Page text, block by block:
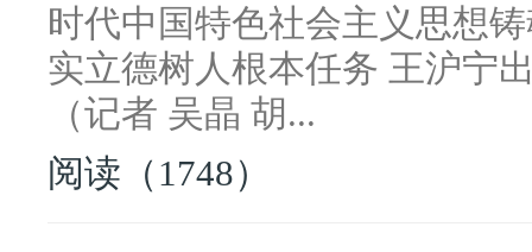
时代中国特色社会主义思想
实立德树人根本任务 王沪宁
（记者 吴晶 胡...
阅读（1748）